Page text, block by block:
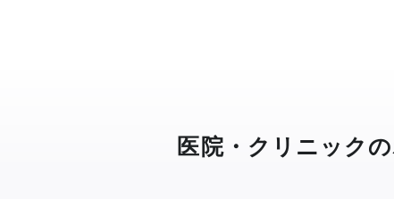
医院・クリニック